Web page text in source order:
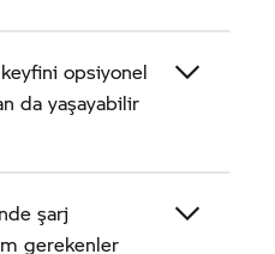
opsiyonel
da yaşayabilir
şarj
gerekenler